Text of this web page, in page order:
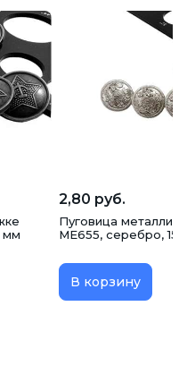
мм
2,80 руб.
Пуговица
ME655, серебро, 15
В корзину